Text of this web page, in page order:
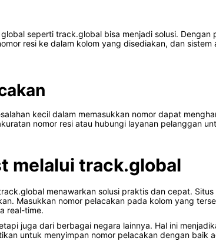
seperti track.global bisa menjadi solusi.
resi ke dalam kolom yang disediakan, dan
kecil dalam memasukkan nomor dapat
nomor resi atau hubungi layanan pelanggan
melalui track.global
menawarkan solusi praktis dan cepat.
Masukkan nomor pelacakan pada kolom yang
real-time.
juga dari berbagai negara lainnya. Hal ini
untuk menyimpan nomor pelacakan dengan baik